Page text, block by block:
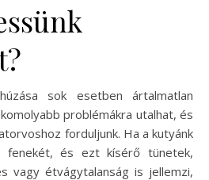
sok esetben ártalmatlan
problémákra utalhat, és
forduljunk. Ha a kutyánk
fenekét, és ezt kísérő tünetek,
vagy étvágytalanság is jellemzi,